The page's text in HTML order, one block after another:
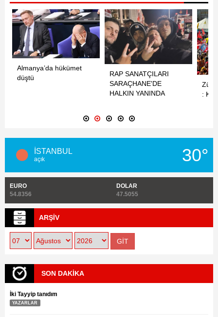
Almanya’da hükümet
düştü
RAP SANATÇILARI
SARAÇHANE'DE
HALKIN YANINDA
:
İSTANBUL
açık 30°
EURO
54.8356
DOLAR
47.5055
ARŞİV
SON DAKİKA
İki Tayyip tanıdım
YAZARLAR